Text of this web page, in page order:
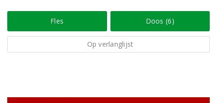
Fles Doos (6)
Op verlanglijst